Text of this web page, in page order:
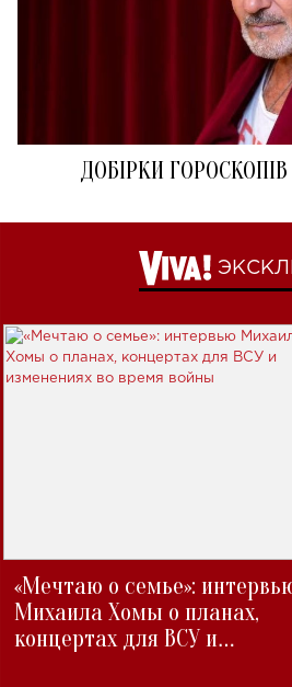
ДОБІРКИ
«Мечтаю о семье»:
Михаила Хомы о планах,
концертах для ВСУ и